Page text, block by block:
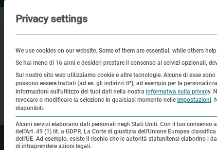
Visita Educazione Luogo
Privacy settings
We use cookies on our website. Some of them are essential, while others
Se hai meno di 16 anni e desideri prestare il consenso ai servizi opzionali,
Sul nostro sito web utilizziamo cookie e altre tecnologie. Alcune di esse
possono essere trattati (ad es. gli indirizzi IP), ad esempio per la
informazioni sull'utilizzo dei tuoi dati nella nostra informativa sulla privacy.
revocare o modificare la selezione in qualsiasi momento nelle Impostazioni.
disponibili.
Alcuni servizi elaborano dati personali negli Stati Uniti. Con il tuo
dell'Art. 49 (1) lit. a GDPR. La Corte di giustizia dell'Unione Europea
dell'UE. Ad esempio, esiste il rischio che le autorità statunitensi elaborino i
di intraprendere azioni legali.